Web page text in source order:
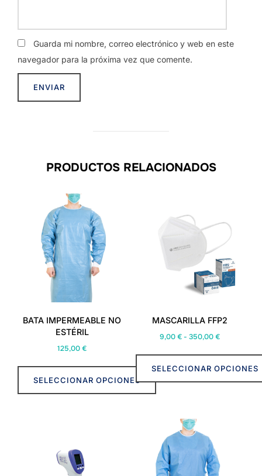
Guarda mi nombre, correo electrónico y web en este
navegador para la próxima vez que comente.
PRODUCTOS RELACIONADOS
BATA IMPERMEABLE NO
ESTÉRIL
125,00€
SELECCIONAR OPCIONES
variantes.
Las
MASCARILLA FFP2
9,00€ - 350,00€Rango
desde
9,00 €
SELECCIONAR OPCIONES
tiene
múltiples
variantes.
Las